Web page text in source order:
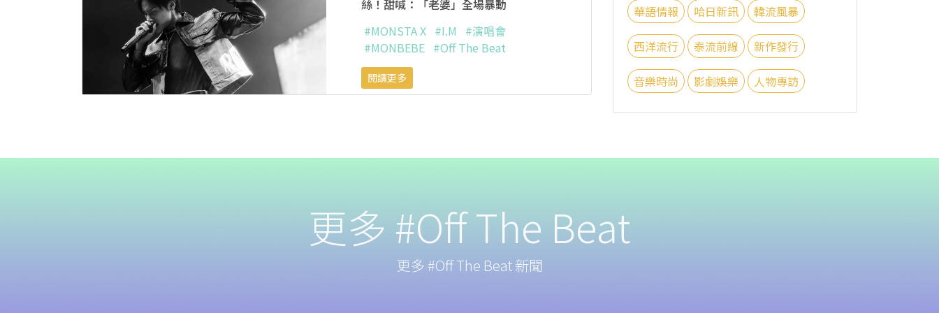
華語情報 哈日新訊 韓流風暴
西洋流行 泰流前線 新作發行
音樂時尚 影劇娛樂 人物專訪
絲！甜喊：「老婆」全場暴動
#MONSTA X #I.M
#演唱會
#MONBEBE #Off The Beat
閱讀更多
更多 #Off The Beat
更多 #Off The Beat 新聞